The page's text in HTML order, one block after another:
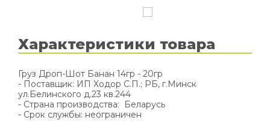
Характеристики товара
Груз Дроп-Шот Банан 14гр - 20гр
- Поставщик: ИП Ходор С.П.; РБ, г.Минск
ул.Белинского д.23 кв.244
- Страна производства: Беларусь
- Срок службы: неограничен